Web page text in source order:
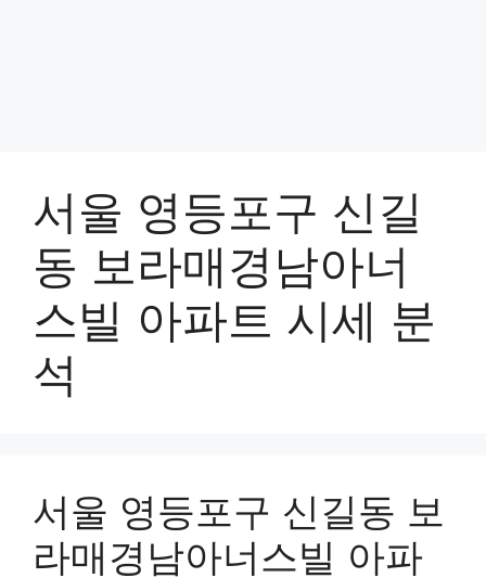
서울 영등포구 신길
동 보라매경남아너
스빌 아파트 시세 분
석
서울 영등포구 신길동 보
라매경남아너스빌 아파